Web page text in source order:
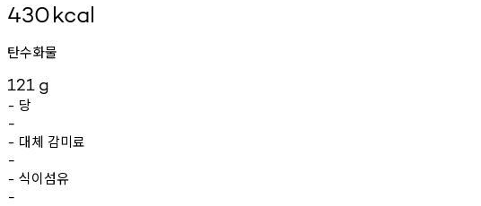
430kcal
탄수화물
121 g
- 당
-
- 대체 감미료
-
- 식이섬유
-